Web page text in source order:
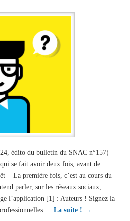
édito du bulletin du SNAC n°157)
se fait avoir deux fois, avant de
La première fois, c’est au cours du
parler, sur les réseaux sociaux,
l’application [1] : Auteurs ! Signez la
… La suite ! →